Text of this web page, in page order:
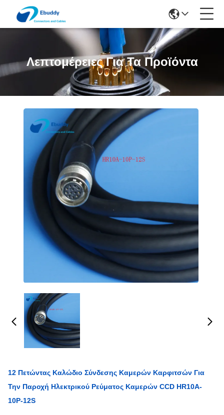
Λεπτομέρειες Για Τα Προϊόντα
12 Πετώντας Καλώδιο Σύνδεσης Καμερών Καρφιτσών Για
Την Παροχή Ηλεκτρικού Ρεύματος Καμερών CCD HR10A-
10P-12S